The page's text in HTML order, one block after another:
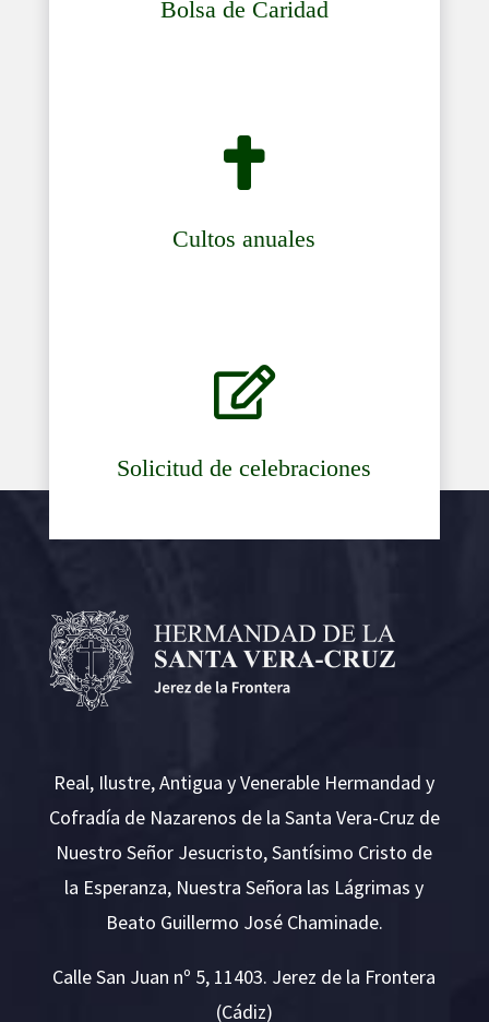
Bolsa de Caridad

Cultos anuales

Solicitud de celebraciones
Real, Ilustre, Antigua y Venerable Hermandad y
Cofradía de Nazarenos de la Santa Vera-Cruz de
Nuestro Señor Jesucristo, Santísimo Cristo de
la Esperanza, Nuestra Señora las Lágrimas y
Beato Guillermo José Chaminade.
Calle San Juan nº 5, 11403. Jerez de la Frontera
(Cádiz)